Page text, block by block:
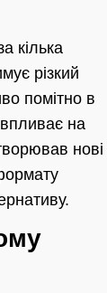
кілька
різкий
помітно в
на
нові